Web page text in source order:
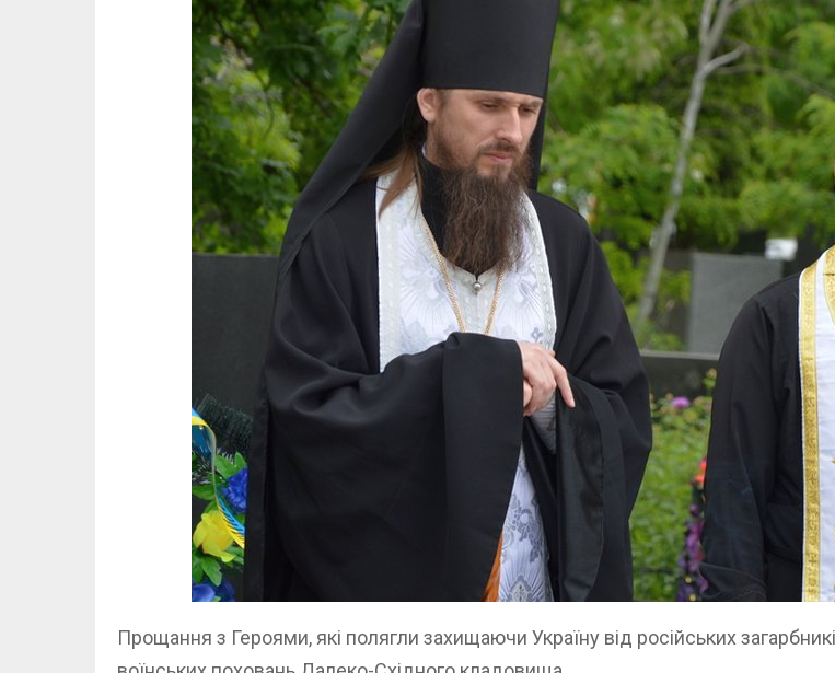
Прощання з Героями, які полягли захищаючи Україну від російських